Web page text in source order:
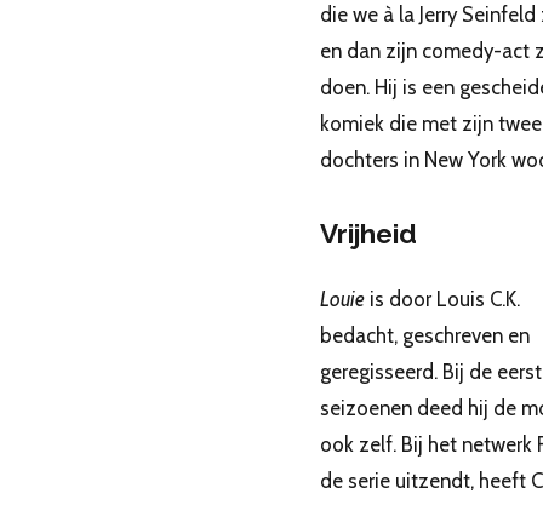
die we à la Jerry Seinfeld
en dan zijn comedy-act
doen. Hij is een
komiek die met zijn twee
dochters in New York
Vrijheid
Louie is door Louis C.K.
bedacht, geschreven en
geregisseerd. Bij de
seizoenen deed hij de
ook zelf. Bij het netwerk
de serie uitzendt, heeft